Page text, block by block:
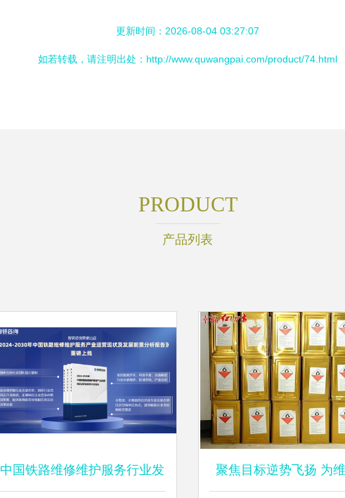
更新时间：2026-08-04 03:27:07
如若转载，请注明出处：http://www.quwangpai.com/product/74.html
PRODUCT
产品列表
中国铁路维修维护服务行业发 聚焦目标逆势飞扬 为